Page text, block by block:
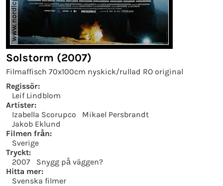
Solstorm (2007)
Filmaffisch 70x100cm nyskick/rullad RO original
Regissör:
Leif Lindblom
Artister:
Izabella Scorupco
Mikael Persbrandt
Jakob Eklund
Filmen från:
Sverige
Tryckt:
2007
Snygg på väggen?
Hitta mer:
Svenska filmer